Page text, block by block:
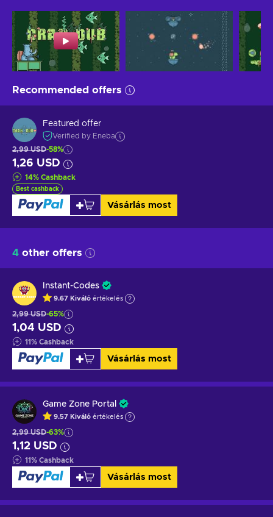
Recommended offers
Featured offer
Verified by Eneba
2,99 USD-58%
1,26 USD
14% Cashback
Best cashback
Vásárlás most
4 other offers
Instant-Codes
9.67 Kiváló értékelés
2,99 USD-65%
1,04 USD
11% Cashback
Vásárlás most
Game Zone Portal
9.57 Kiváló értékelés
2,99 USD-63%
1,12 USD
11% Cashback
Vásárlás most